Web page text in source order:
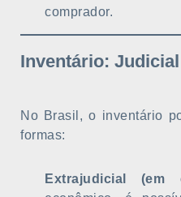
comprador.
Inventário:
No Brasil, o inventário
formas:
Extrajudicial (em